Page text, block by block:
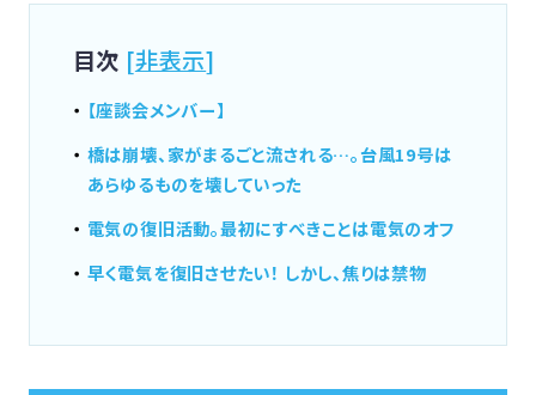
目次 [非表示]
【座談会メンバー】
橋は崩壊、家がまるごと流される…。台風19号は
あらゆるものを壊していった
電気の復旧活動。最初にすべきことは電気のオフ
早く電気を復旧させたい！ しかし、焦りは禁物